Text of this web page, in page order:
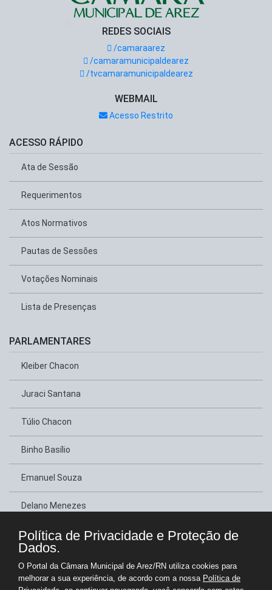
REDES SOCIAIS
/camaraarez
/camaramunicipaldearez
/tvcamaramunicipaldearez
WEBMAIL
Acesso Restrito
ACESSO RÁPIDO
Ata de Sessão
Requerimentos
Atos Normativos
Pautas de Sessões
Votações Nominais
Lista de Presenças
PARLAMENTARES
Kleiber Chacon
Juraci Santana
Túlio Chacon
Binho Basílio
Emanuel Souza
Delano Menezes
Neném Guilherme
Jone Chacon
Política de Privacidade e Proteção de
Dados.
O Portal da Câmara Municipal de Arez/RN utiliza cookies para
melhorar a sua experiência, de acordo com a nossa Política de